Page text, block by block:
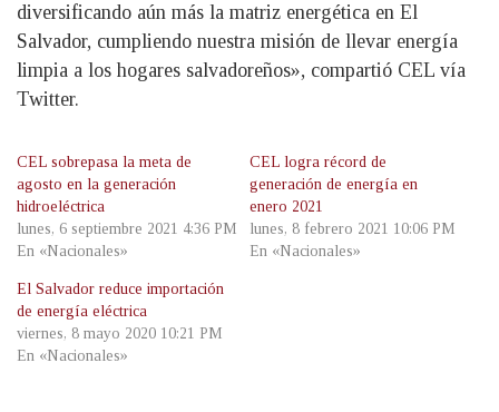
diversificando aún más la matriz energética en El
Salvador, cumpliendo nuestra misión de llevar energía
limpia a los hogares salvadoreños», compartió CEL vía
Twitter.
CEL sobrepasa la meta de
agosto en la generación
hidroeléctrica
lunes, 6 septiembre 2021 4:36 PM
En «Nacionales»
CEL logra récord de
generación de energía en
enero 2021
lunes, 8 febrero 2021 10:06 PM
En «Nacionales»
El Salvador reduce importación
de energía eléctrica
viernes, 8 mayo 2020 10:21 PM
En «Nacionales»